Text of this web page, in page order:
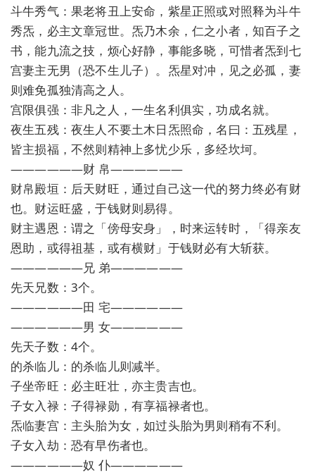
斗牛秀气：果老将丑上安命，紫星正照或对照释为斗牛
秀炁，必主文章冠世。炁乃木余，仁之小者，知百子之
书，能九流之技，烦心好静，事能多晓，可惜者炁到七
宫妻主无男（恐不生儿子）。炁星对冲，见之必孤，妻
则难免孤独清高之人。
宫限俱强：非凡之人，一生名利俱实，功成名就。
夜生五残：夜生人不要土木日炁照命，名曰：五残星，
皆主损福，不然则精神上多忧少乐，多经坎坷。
——————财 帛——————
财帛殿垣：后天财旺，通过自己这一代的努力终必有财
也。财运旺盛，于钱财则易得。
财主遇恩：谓之「傍母安身」，时来运转时，「得亲友
恩助，或得祖基，或有横财」于钱财必有大斩获。
——————兄 弟——————
先天兄数：3个。
——————田 宅——————
——————男 女——————
先天子数：4个。
的杀临儿：的杀临儿则减半。
子坐帝旺：必主旺壮，亦主贵吉也。
子女入禄：子得禄勋，有享福禄者也。
炁临妻宫：主头胎为女，如过头胎为男则稍有不利。
子女入劫：恐有早伤者也。
——————奴 仆——————